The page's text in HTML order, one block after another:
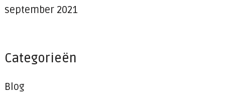
september 2021
Categorieën
Blog